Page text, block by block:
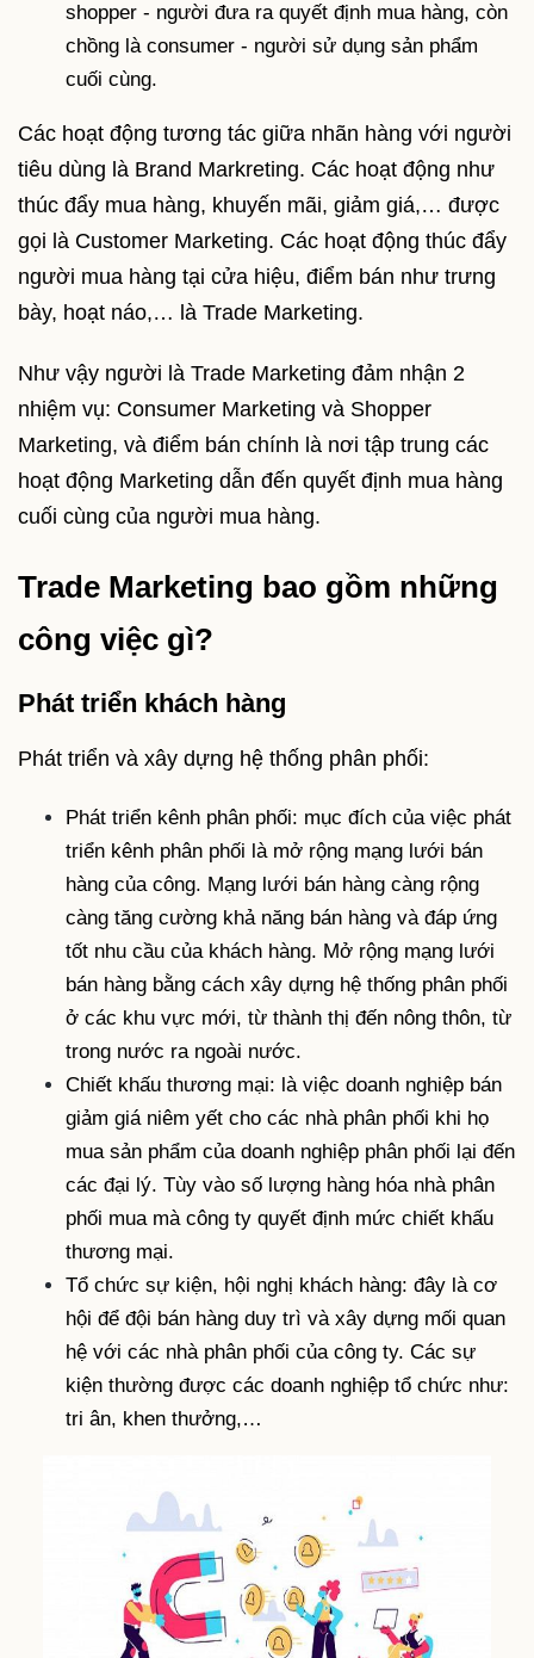
shopper - người đưa ra quyết định mua hàng, còn
chồng là consumer - người sử dụng sản phẩm
cuối cùng.
Các hoạt động tương tác giữa nhãn hàng với người
tiêu dùng là Brand Markreting. Các hoạt động như
thúc đẩy mua hàng, khuyến mãi, giảm giá,… được
gọi là Customer Marketing. Các hoạt động thúc đẩy
người mua hàng tại cửa hiệu, điểm bán như trưng
bày, hoạt náo,… là Trade Marketing.
Như vậy người là Trade Marketing đảm nhận 2
nhiệm vụ: Consumer Marketing và Shopper
Marketing, và điểm bán chính là nơi tập trung các
hoạt động Marketing dẫn đến quyết định mua hàng
cuối cùng của người mua hàng.
Trade Marketing bao gồm những
công việc gì?
Phát triển khách hàng
Phát triển và xây dựng hệ thống phân phối:
Phát triển kênh phân phối: mục đích của việc phát
triển kênh phân phối là mở rộng mạng lưới bán
hàng của công. Mạng lưới bán hàng càng rộng
càng tăng cường khả năng bán hàng và đáp ứng
tốt nhu cầu của khách hàng. Mở rộng mạng lưới
bán hàng bằng cách xây dựng hệ thống phân phối
ở các khu vực mới, từ thành thị đến nông thôn, từ
trong nước ra ngoài nước.
Chiết khấu thương mại: là việc doanh nghiệp bán
giảm giá niêm yết cho các nhà phân phối khi họ
mua sản phẩm của doanh nghiệp phân phối lại đến
các đại lý. Tùy vào số lượng hàng hóa nhà phân
phối mua mà công ty quyết định mức chiết khấu
thương mại.
Tổ chức sự kiện, hội nghị khách hàng: đây là cơ
hội để đội bán hàng duy trì và xây dựng mối quan
hệ với các nhà phân phối của công ty. Các sự
kiện thường được các doanh nghiệp tổ chức như:
tri ân, khen thưởng,…